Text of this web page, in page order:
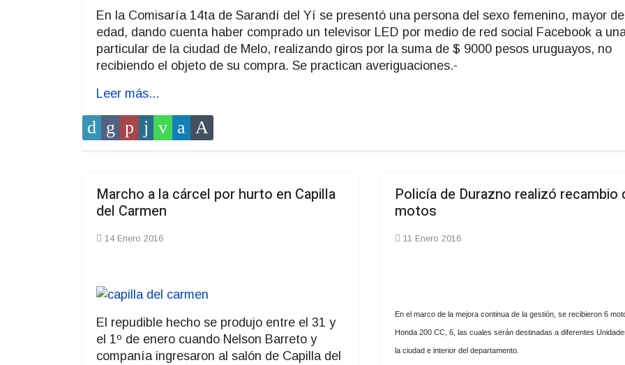
En la Comisaría 14ta de Sarandí del Yí se presentó una persona del sexo femenino, mayor de
edad, dando cuenta haber comprado un televisor LED por medio de red social Facebook a
particular de la ciudad de Melo, realizando giros por la suma de $ 9000 pesos uruguayos, no
recibiendo el objeto de su compra. Se practican averiguaciones.-
Leer más...
Marcho a la cárcel por hurto en Capilla
del Carmen
14 Enero 2016
El repudible hecho se produjo entre el 31 y
el 1º de enero cuando Nelson Barreto y
companía ingresaron al salón de Capilla del
Policía de Durazno realizó recambio
motos
11 Enero 2016
En el marco de la mejora continua de la gestión, se recibieron 6
Honda 200 CC, 6, las cuales serán destinadas a diferentes
la ciudad e interior del departamento.